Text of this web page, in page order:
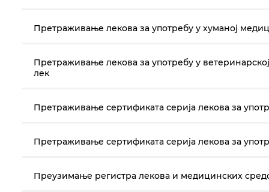
Претраживање лекова за употребу у хуманој
Претраживање лекова за употребу у
лек
Претраживање сертификата серија лекова за
Претраживање сертификата серија лекова за
Преузимање регистра лекова и медицинских